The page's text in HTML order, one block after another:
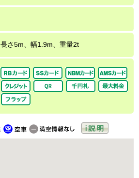
さ5m、幅1.9m、重量2t